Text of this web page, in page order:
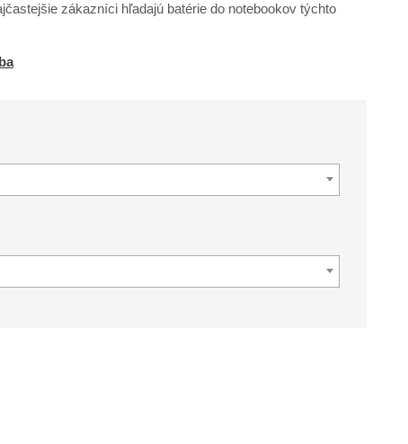
zákazníci hľadajú batérie do notebookov týchto